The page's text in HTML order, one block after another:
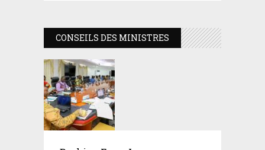
CONSEILS DES MINISTRES